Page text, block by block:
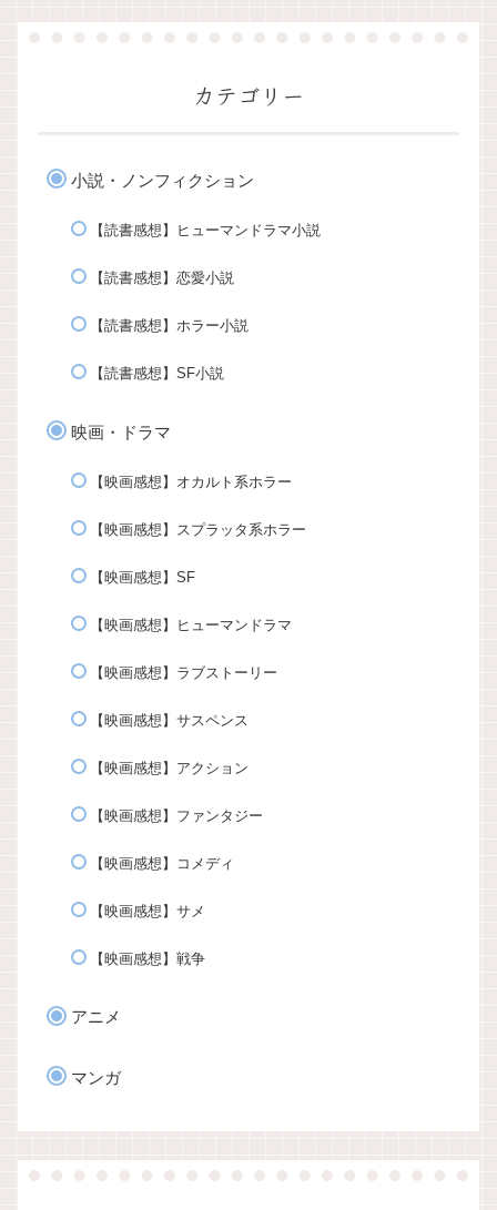
カテゴリー
小説・ノンフィクション
【読書感想】ヒューマンドラマ小説
【読書感想】恋愛小説
【読書感想】ホラー小説
【読書感想】SF小説
映画・ドラマ
【映画感想】オカルト系ホラー
【映画感想】スプラッタ系ホラー
【映画感想】SF
【映画感想】ヒューマンドラマ
【映画感想】ラブストーリー
【映画感想】サスペンス
【映画感想】アクション
【映画感想】ファンタジー
【映画感想】コメディ
【映画感想】サメ
【映画感想】戦争
アニメ
マンガ